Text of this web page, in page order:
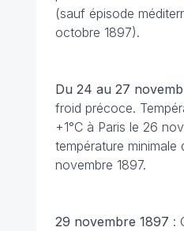
(sauf épisode
octobre 1897).
Du 24 au 27
froid précoce.
+1°C à Paris le 26
température minimale
novembre 1897.
29 novembre 1897 :